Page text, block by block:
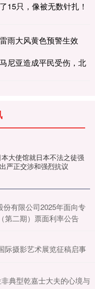
15只，像被无数针扎！
雨大风黄色预警生效
尼亚造成平民受伤，北
大使馆就日本不法之徒强
严正交涉和强烈抗议
有限公司2025年面向专
第二期）票面利率公告
际摄影艺术展览征稿启事
典型乾嘉士大夫的心境与